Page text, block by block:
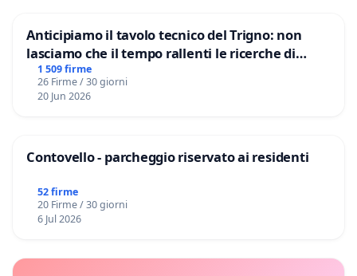
Anticipiamo il tavolo tecnico del Trigno: non
lasciamo che il tempo rallenti le ricerche di
Domenico Racanati
1 509 firme
26 Firme / 30 giorni
20 Jun 2026
Contovello - parcheggio riservato ai residenti
52 firme
20 Firme / 30 giorni
6 Jul 2026